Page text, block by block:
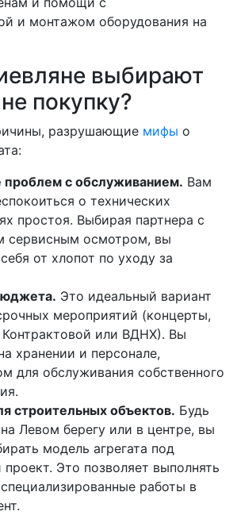
и монтажом оборудования на
выбирают
покупку?
разрушающие мифы о
проблем с обслуживанием. Вам
о технических
простоя. Выбирая партнера с
сервисным осмотром, вы
от хлопот по уходу за
Это идеальный вариант
мероприятий (концерты,
или ВДНХ). Вы
хранении и персонале,
для обслуживания собственного
строительных объектов. Будь
Левом берегу или в центре, вы
модель агрегата под
Это позволяет выполнять
работы в